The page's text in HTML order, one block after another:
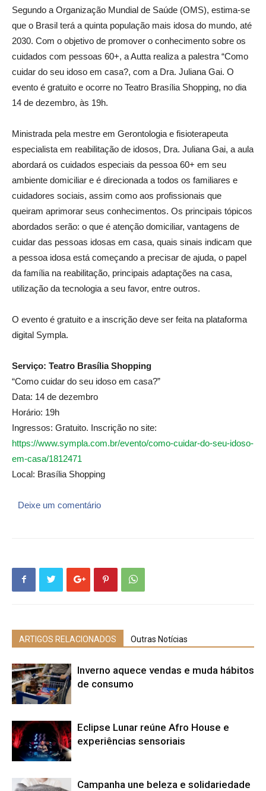
Segundo a Organização Mundial de Saúde (OMS), estima-se
que o Brasil terá a quinta população mais idosa do mundo, até
2030. Com o objetivo de promover o conhecimento sobre os
cuidados com pessoas 60+, a Autta realiza a palestra “Como
cuidar do seu idoso em casa?, com a Dra. Juliana Gai. O
evento é gratuito e ocorre no Teatro Brasília Shopping, no dia
14 de dezembro, às 19h.
Ministrada pela mestre em Gerontologia e fisioterapeuta
especialista em reabilitação de idosos, Dra. Juliana Gai, a aula
abordará os cuidados especiais da pessoa 60+ em seu
ambiente domiciliar e é direcionada a todos os familiares e
cuidadores sociais, assim como aos profissionais que
queiram aprimorar seus conhecimentos. Os principais tópicos
abordados serão: o que é atenção domiciliar, vantagens de
cuidar das pessoas idosas em casa, quais sinais indicam que
a pessoa idosa está começando a precisar de ajuda, o papel
da família na reabilitação, principais adaptações na casa,
utilização da tecnologia a seu favor, entre outros.
O evento é gratuito e a inscrição deve ser feita na plataforma
digital Sympla.
Serviço: Teatro Brasília Shopping
“Como cuidar do seu idoso em casa?”
Data: 14 de dezembro
Horário: 19h
Ingressos: Gratuito. Inscrição no site:
https://www.sympla.com.br/evento/como-cuidar-do-seu-idoso-
em-casa/1812471
Local: Brasília Shopping
Deixe um comentário
ARTIGOS RELACIONADOS Outras Notícias
Inverno aquece vendas e muda hábitos
de consumo
Eclipse Lunar reúne Afro House e
experiências sensoriais
Campanha une beleza e solidariedade